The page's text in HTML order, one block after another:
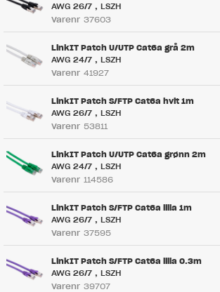
AWG 26/7 , LSZH
Varenr 37603
LinkIT Patch U/UTP Cat6a grå 2m
AWG 24/7 , LSZH
Varenr 41927
LinkIT Patch S/FTP Cat6a hvit 1m
AWG 26/7 , LSZH
Varenr 53811
LinkIT Patch U/UTP Cat6a grønn 2m
AWG 24/7 , LSZH
Varenr 114586
LinkIT Patch S/FTP Cat6a lilla 1m
AWG 26/7 , LSZH
Varenr 37595
LinkIT Patch S/FTP Cat6a lilla 0.3m
AWG 26/7 , LSZH
Varenr 39707